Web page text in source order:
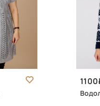
1100